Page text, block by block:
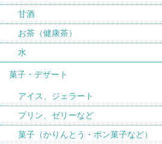
甘酒
お茶（健康茶）
水
菓子・デザート
アイス、ジェラート
プリン、ゼリーなど
菓子（かりんとう・ポン菓子など）